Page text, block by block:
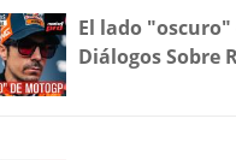
El lado "oscuro"
Diálogos Sobre